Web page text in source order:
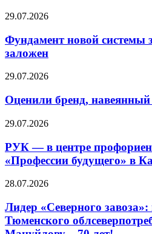
29.07.2026
Фундамент новой системы
заложен
29.07.2026
Оценили бренд,
29.07.2026
РУК — в центре
«Профессии будущего» в
28.07.2026
Лидер «Северного
Тюменского